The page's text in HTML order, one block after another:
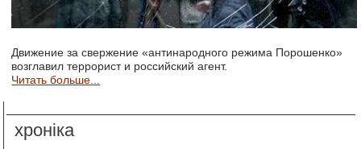
Движение за свержение «антинародного режима Порошенко»
возглавил террорист и российский агент.
Читать больше...
хроніка